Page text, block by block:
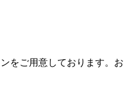
をご用意しております。お